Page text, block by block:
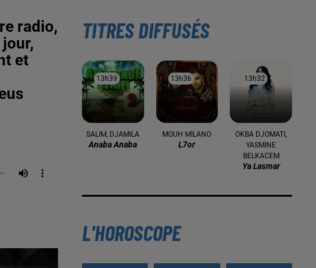
radio,
et
TITRES DIFFUSÉS
13h39
13h39
SALIM, DJAMILA
Anaba Anaba
13h36
13h36
MOUH MILANO
L7or
13h32
13h32
OKBA DJOMATI,
YASMINE
BELKACEM
Ya Lasmar
L'HOROSCOPE